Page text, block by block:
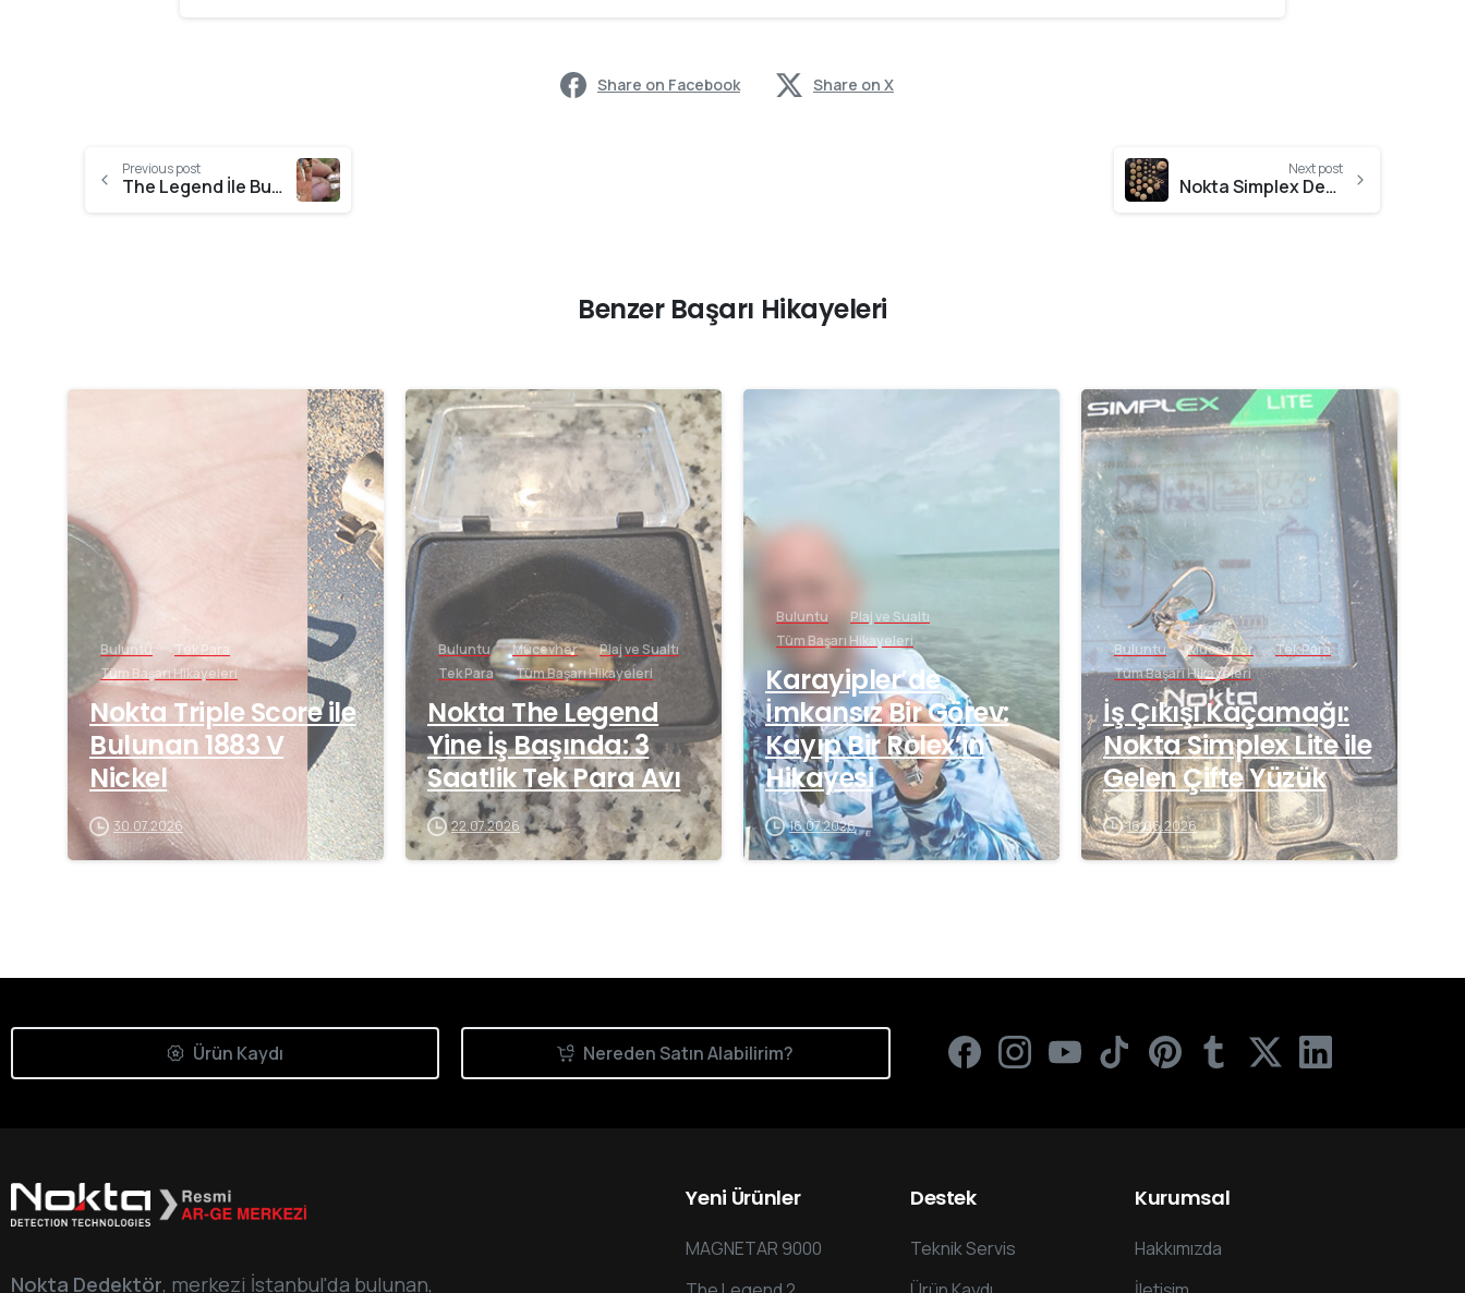
Share on Facebook Share on X
Previous post
The Legend İle Bulduğum İlk 14 Ayar Altın Yüzük
Next post
Nokta Simplex Dedektör Hiçbir Şeyi Kaçırmaz
Benzer Başarı Hikayeleri
-
Buluntu
Tek Para
Tüm Başarı Hikayeleri
Nokta Triple Score ile
Bulunan 1883 V
Nickel
30.07.2026
-
Buluntu Mücevher
Plaj ve Sualtı
Tek Para
Tüm Başarı Hikayeleri
Nokta The Legend
Yine İş Başında: 3
Saatlik Tek Para Avı
22.07.2026
Buluntu
Plaj ve Sualtı
Tüm Başarı Hikayeleri
Karayipler’de
İmkansız Bir Görev:
Kayıp Bir Rolex’in
Hikayesi
16.07.2026
-
Buluntu Mücevher
Tek Para
Tüm Başarı Hikayeleri
İş Çıkışı Kaçamağı:
Nokta Simplex Lite ile
Gelen Çifte Yüzük
16.06.2026
Ürün Kaydı Nereden Satın Alabilirim?
Nokta Dedektör, merkezi İstanbul'da bulunan,
Yeni Ürünler
MAGNETAR 9000
Destek
Teknik Servis
Kurumsal
Hakkımızda